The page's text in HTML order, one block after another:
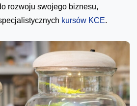
rozwoju swojego biznesu,
kursów KCE.